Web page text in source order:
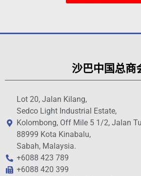
沙巴中国总商
Lot 20, Jalan Kilang,
Sedco Light Industrial Estate,
Kolombong, Off Mile 5 1/2, Jalan
88999 Kota Kinabalu,
Sabah, Malaysia.
+6088 423 789
+6088 420 399